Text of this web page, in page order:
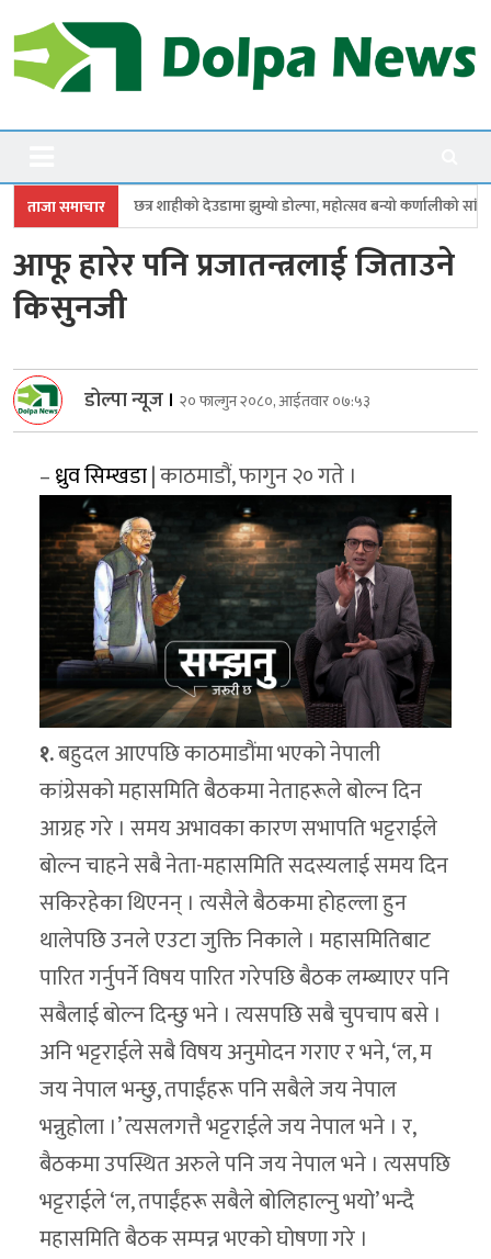
to
content
Dolpanews
ताजा समाचार
छत्र शाहीको देउडामा झुम्यो डोल्पा, महोत्सव बन्यो कर्णालीको सांगीतिक उत्सव
आफू हारेर पनि प्रजातन्त्रलाई जिताउने
किसुनजी
डोल्पा न्यूज । २० फाल्गुन २०८०, आईतवार ०७:५३
–ध्रुव सिम्खडा| काठमाडौं, फागुन २० गते ।
१.बहुदल आएपछि काठमाडौंमा भएको नेपाली
कांग्रेसको महासमिति बैठकमा नेताहरूले बोल्न दिन
आग्रह गरे । समय अभावका कारण सभापति भट्टराईले
बोल्न चाहने सबै नेता-महासमिति सदस्यलाई समय दिन
सकिरहेका थिएनन् । त्यसैले बैठकमा होहल्ला हुन
थालेपछि उनले एउटा जुक्ति निकाले । महासमितिबाट
पारित गर्नुपर्ने विषय पारित गरेपछि बैठक लम्ब्याएर पनि
सबैलाई बोल्न दिन्छु भने । त्यसपछि सबै चुपचाप बसे ।
अनि भट्टराईले सबै विषय अनुमोदन गराए र भने, ‘ल, म
जय नेपाल भन्छु, तपाईंहरू पनि सबैले जय नेपाल
भन्नुहोला ।’ त्यसलगत्तै भट्टराईले जय नेपाल भने । र,
बैठकमा उपस्थित अरुले पनि जय नेपाल भने । त्यसपछि
भट्टराईले ‘ल, तपाईंहरू सबैले बोलिहाल्नु भयो’ भन्दै
महासमिति बैठक सम्पन्न भएको घोषणा गरे ।